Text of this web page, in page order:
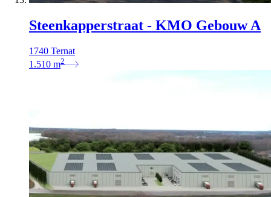
Steenkapperstraat - KMO Gebouw A
1740 Ternat
1.510 m2